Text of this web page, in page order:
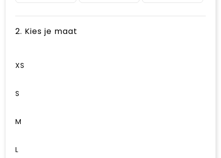
2. Kies je maat
XS
S
M
L